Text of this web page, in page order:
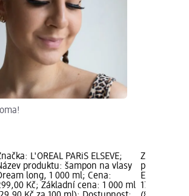
L'ORÉAL PARiS ELSEVE;
produktu: šampon na vlasy
long, 1 000 ml; Cena:
Kč; Základní cena: 1 000 ml
Značka:
produktu:
Ease
179,00 Kč;